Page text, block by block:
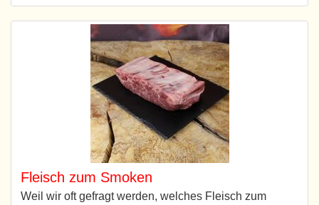
Fleisch zum Smoken
Weil wir oft gefragt werden, welches Fleisch zum